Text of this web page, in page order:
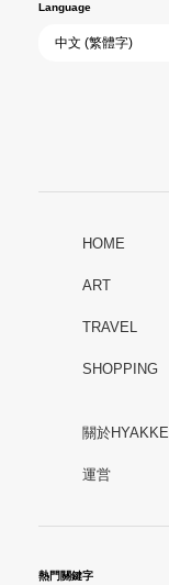
Language
HOME
ART
TRAVEL
SHOPPING
關於HYAKKEI
運営
熱門關鍵字